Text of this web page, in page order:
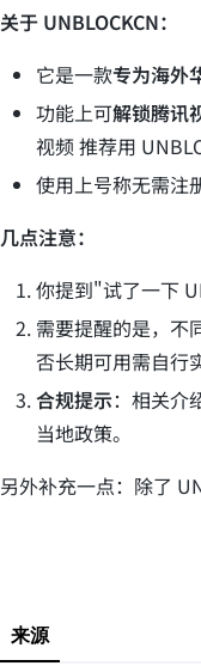
关于 UNBLOCKCN：
它是一款专为海外
功能上可解锁腾讯
视频 推荐用
使用上号称无需注
几点注意：
你提到"试了一下
需要提醒的是，不
否长期可用需自行
合规提示：相关介
当地政策。
另外补充一点：除了
来源